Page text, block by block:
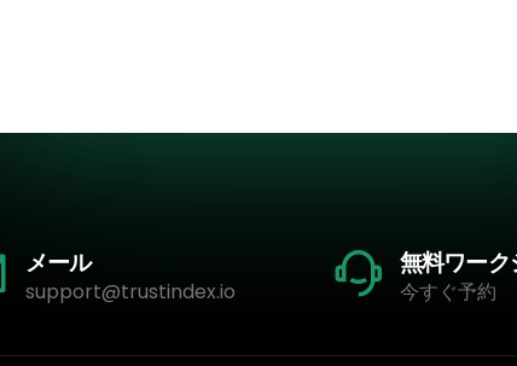
メール
support@trustindex.io
無料ワー
今すぐ予約